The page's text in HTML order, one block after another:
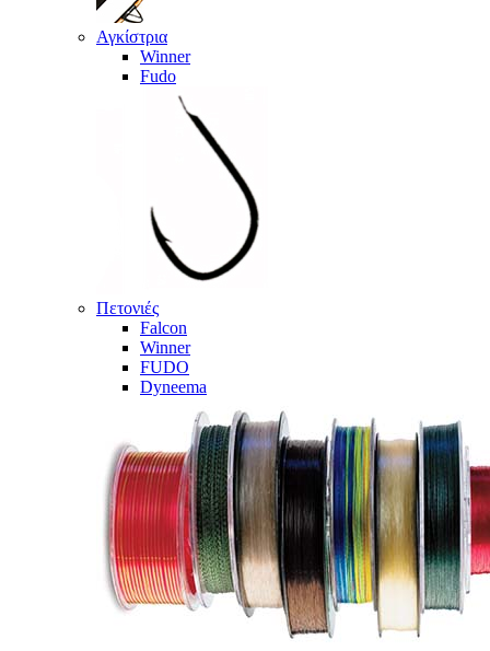
Αγκίστρια
Winner
Fudo
Πετονιές
Falcon
Winner
FUDO
Dyneema